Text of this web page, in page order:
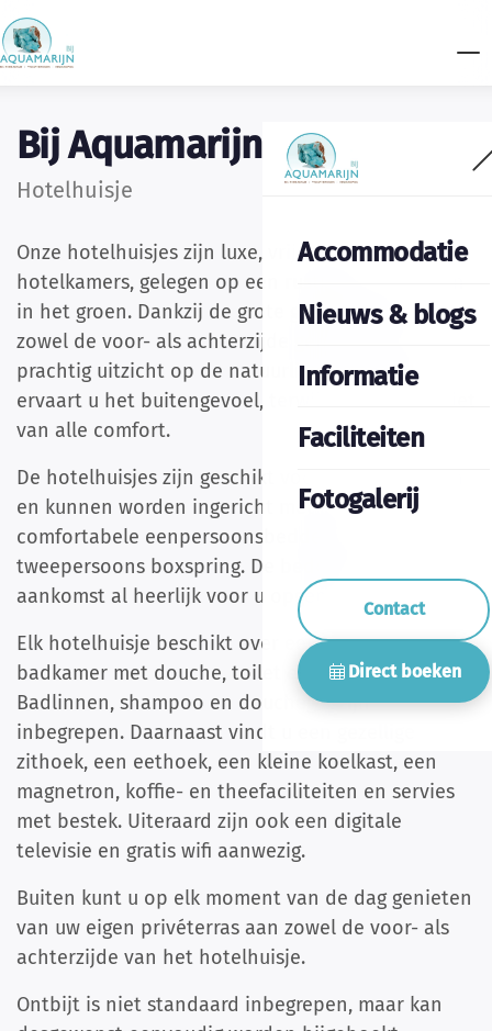
Accommodatie
Nieuws & blogs
Informatie
Faciliteiten
Fotogalerij
Contact
Direct boeken
Bij Aquamarijn
Hotelhuisje
Onze hotelhuisjes zijn luxe, vrijstaande
hotelkamers, gelegen op een rustige plek midden
in het groen. Dankzij de grote glazen gevels aan
zowel de voor- als achterzijde geniet u van een
prachtig uitzicht op de natuurlijke omgeving. Zo
ervaart u het buitengevoel, terwijl u binnen geniet
van alle comfort.
De hotelhuisjes zijn geschikt voor twee personen
en kunnen worden ingericht met twee
comfortabele eenpersoonsbedden of één
tweepersoons boxspring. De bedden zijn bij
aankomst al heerlijk voor u opgemaakt.
Elk hotelhuisje beschikt over een moderne
badkamer met douche, toilet en wastafel.
Badlinnen, shampoo en douchegel zijn
inbegrepen. Daarnaast vindt u een gezellige
zithoek, een eethoek, een kleine koelkast, een
magnetron, koffie- en theefaciliteiten en servies
met bestek. Uiteraard zijn ook een digitale
televisie en gratis wifi aanwezig.
Buiten kunt u op elk moment van de dag genieten
van uw eigen privéterras aan zowel de voor- als
achterzijde van het hotelhuisje.
Ontbijt is niet standaard inbegrepen, maar kan